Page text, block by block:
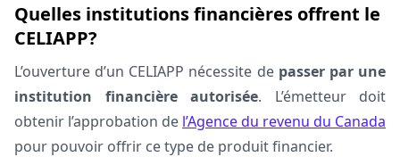
Quelles institutions financières offrent le
CELIAPP?
L’ouverture d’un CELIAPP nécessite de passer par une
institution financière autorisée. L’émetteur doit
obtenir l’approbation de l’Agence du revenu du Canada
pour pouvoir offrir ce type de produit financier.